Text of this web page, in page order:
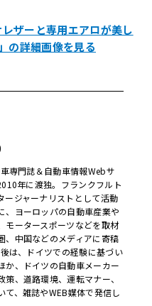
ザーと専用エアロが美し
の詳細画像を見る
専門誌＆自動車情報Webサ
年に渡独。フランクフルト
ージャーナリストとして活動
、ヨーロッパの自動車産業や
モータースポーツなどを取材
、中国などのメディアに寄稿
は、ドイツでの経験に基づい
か、ドイツの自動車メーカー
、道路環境、運転マナー、
て、雑誌やWEB媒体で発信し